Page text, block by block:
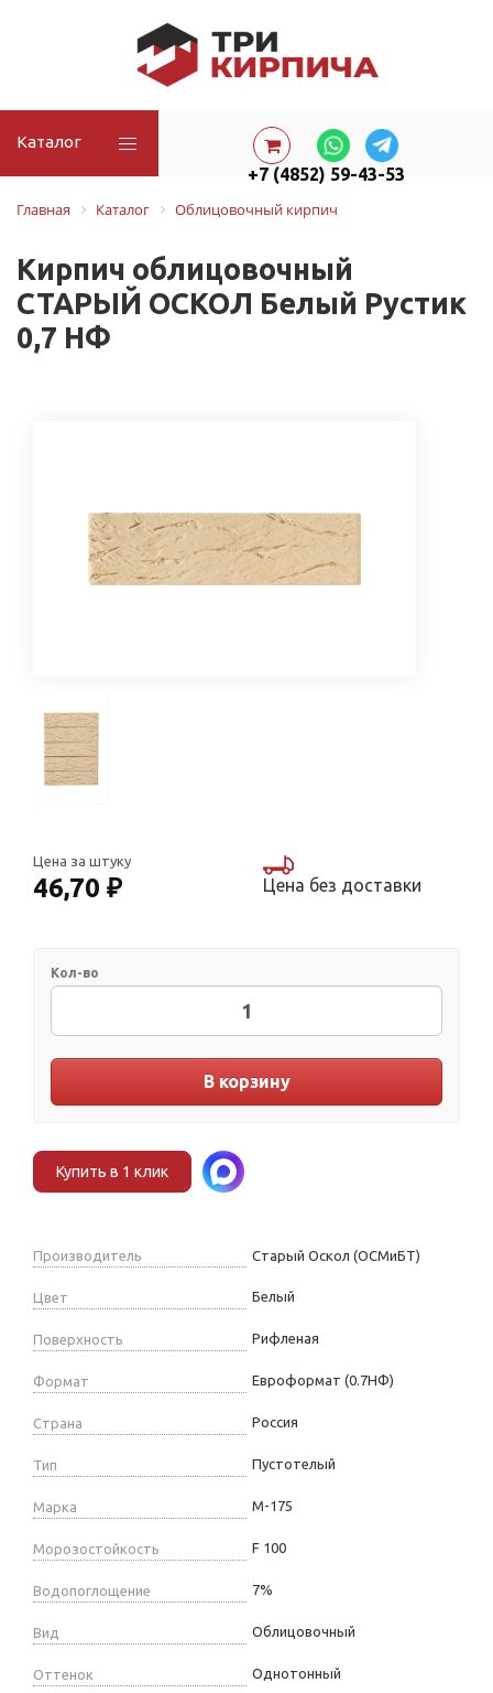
Каталог
+7 (4852) 59-43-53
Главная
Каталог Облицовочный кирпич
Кирпич облицовочный
СТАРЫЙ ОСКОЛ Белый Рустик
0,7 НФ
Цена за штуку
46,70 ₽ Цена без доставки
Кол-во
В корзину
Купить в 1 клик
Производитель Старый Оскол (ОСМиБТ)
Цвет Белый
Поверхность Рифленая
Формат Евроформат (0.7НФ)
Страна Россия
Тип Пустотелый
Марка М-175
Морозостойкость F 100
Водопоглощение 7%
Вид Облицовочный
Оттенок Однотонный